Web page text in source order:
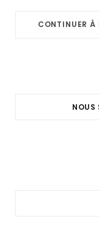
CONTINUER À
NOUS